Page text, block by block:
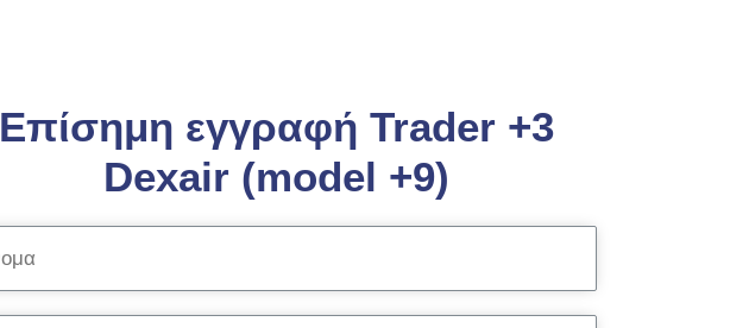
Επίσημη εγγραφή Trader +3
Dexair (model +9)